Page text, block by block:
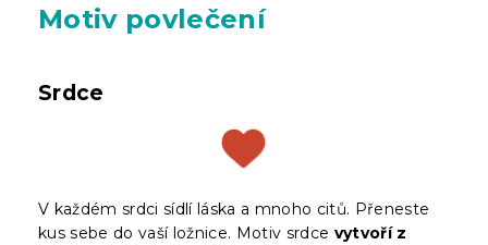
Motiv povlečení
Srdce
V každém srdci sídlí láska a mnoho citů. Přeneste
kus sebe do vaší ložnice. Motiv srdce vytvoří z